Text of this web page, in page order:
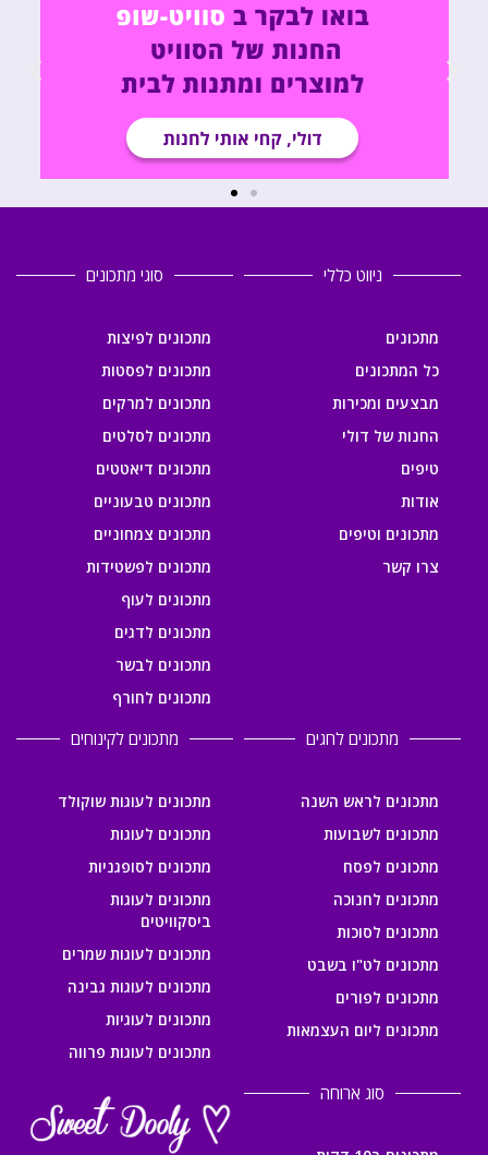
ניווט כללי
מתכונים
כל המתכונים
מבצעים ומכירות
החנות של דולי
טיפים
אודות
מתכונים וטיפים
צרו קשר
סוגי מתכונים
מתכונים לפיצות
מתכונים לפסטות
מתכונים למרקים
מתכונים לסלטים
מתכונים דיאטטים
מתכונים טבעוניים
מתכונים צמחוניים
מתכונים לפשטידות
מתכונים לעוף
מתכונים לדגים
מתכונים לבשר
מתכונים לחורף
מתכונים לחגים
מתכונים לראש השנה
מתכונים לשבועות
מתכונים לפסח
מתכונים לחנוכה
מתכונים לסוכות
מתכונים לט"ו בשבט
מתכונים לפורים
מתכונים ליום העצמאות
מתכונים לקינוחים
מתכונים לעוגות שוקולד
מתכונים לעוגות
מתכונים לסופגניות
מתכונים לעוגות
ביסקוויטים
מתכונים לעוגות שמרים
מתכונים לעוגות גבינה
מתכונים לעוגיות
מתכונים לעוגות פרווה
סוג ארוחה